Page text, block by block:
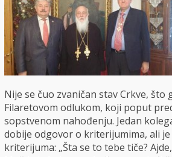
Nije se čuo zvaničan stav Crkve,
Filaretovom odlukom, koji poput
sopstvenom nahođenju. Jedan
dobije odgovor o kriterijumima, ali
kriterijuma: „Šta se to tebe tiče?